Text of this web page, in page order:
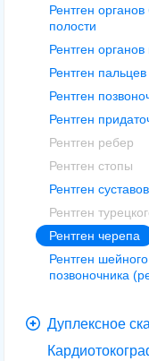
Рентген
полости
Рентген органов
Рентген пальцев
Рентген
Рентген
Рентген ребер
Рентген стопы
Рентген суставов
Рентген
Рентген черепа
Рентген
позвоночника
Дуплексное